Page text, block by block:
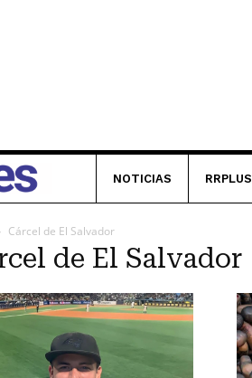
NOTICIAS RRPLUS
Cárcel de El Salvador
de El Salvador